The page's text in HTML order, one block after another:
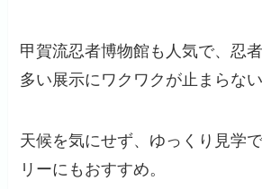
甲賀流忍者博物館も人気で、忍
多い展示にワクワクが止まらない
天候を気にせず、ゆっくり見学
リーにもおすすめ。